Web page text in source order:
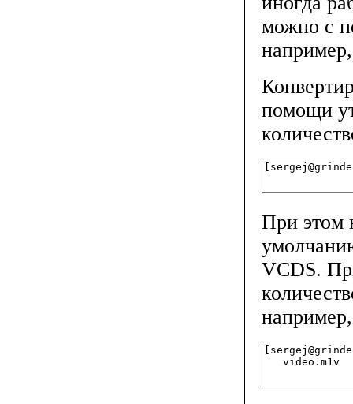
можно с
помощи
При этом
VCDS.